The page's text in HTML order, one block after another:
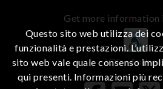
Get more information
iOS
Questo sito web utilizza dei
funzionalità e prestazioni.
sito web vale quale consenso
qui presenti. Informazioni più